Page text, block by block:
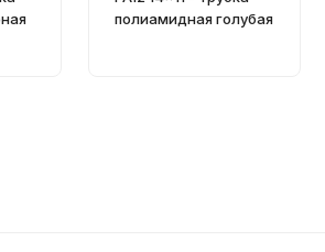
полиамидная голубая